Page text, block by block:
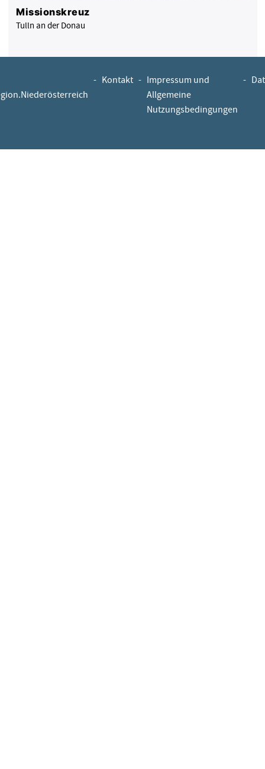
Missionskreuz
Tulln an der Donau
- Kontakt - Impressum und
Allgemeine
Nutzungsbedingungen
-